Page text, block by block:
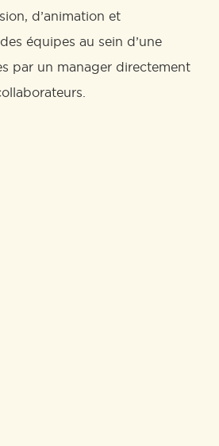
d’animation et
équipes au sein d’une
par un manager directement